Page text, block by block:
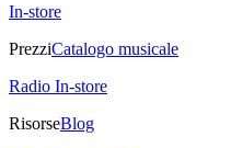
In-store
PrezziCatalogo musicale
Radio In-store
RisorseBlog